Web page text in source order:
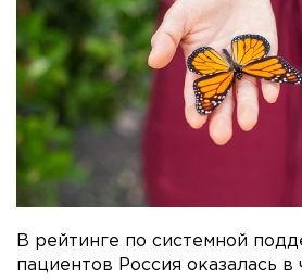
В рейтинге по системной
пациентов Россия оказалась